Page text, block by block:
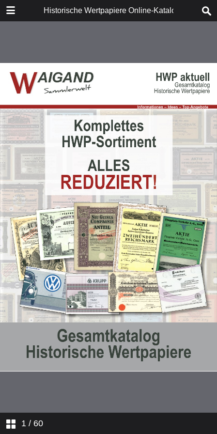
Historische Wertpapiere Online-Katalog
1 / 60
TABLE OF CONTENTS
Deutschland vor 1945
Firmen-Kollektionen
Raritäten & Einzelstücke
Letzte Eingänge
Sudetenland und
Besetzungsgebiete II. Weltkrieg
Deutschland nach 1945
Firmen-Kollektionen
Raritäten & Einzelstücke
Letzte Eingänge
Österreich
Firmen-Kollektionen
Raritäten & Einzelstücke
Historische Wertpapiere Europa
Zubehör
Ihre Vorteile